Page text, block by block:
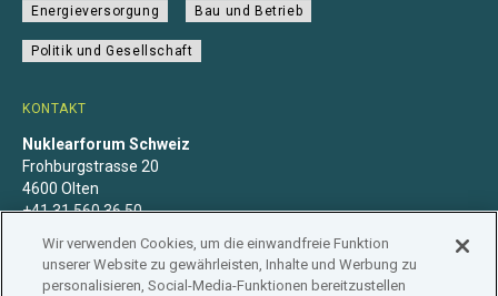
KONTAKT
Nuklearforum Schweiz
Frohburgstrasse 20
4600 Olten
+41 31 560 36 50
info@nuklearforum.ch
Energieversorgung Bau und Betrieb
Politik und Gesellschaft
Wir verwenden Cookies, um die einwandfreie Funktion
unserer Website zu gewährleisten, Inhalte und Werbung zu
personalisieren, Social-Media-Funktionen bereitzustellen